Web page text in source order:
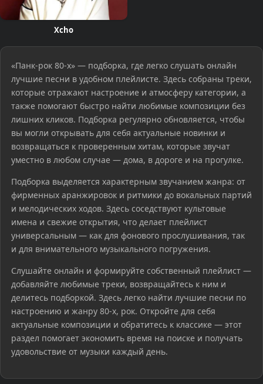
Xcho
«Панк-рок 80-х» — подборка, где легко слушать онлайн
лучшие песни в удобном плейлисте. Здесь собраны треки,
которые отражают настроение и атмосферу категории, а
также помогают быстро найти любимые композиции без
лишних кликов. Подборка регулярно обновляется, чтобы
вы могли открывать для себя актуальные новинки и
возвращаться к проверенным хитам, которые звучат
уместно в любом случае — дома, в дороге и на прогулке.
Подборка выделяется характерным звучанием жанра: от
фирменных аранжировок и ритмики до вокальных партий
и мелодических ходов. Здесь соседствуют культовые
имена и свежие открытия, что делает плейлист
универсальным — как для фонового прослушивания, так
и для внимательного музыкального погружения.
Слушайте онлайн и формируйте собственный плейлист —
добавляйте любимые треки, возвращайтесь к ним и
делитесь подборкой. Здесь легко найти лучшие песни по
настроению и жанру 80-х, рок. Откройте для себя
актуальные композиции и обратитесь к классике — этот
раздел помогает экономить время на поиске и получать
удовольствие от музыки каждый день.